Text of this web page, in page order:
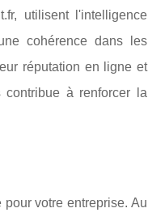
utilisent l'intelligence
cohérence dans les
réputation en ligne et
à renforcer la
votre entreprise. Au